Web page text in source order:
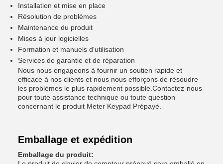
Installation et mise en place
Résolution de problèmes
Maintenance du produit
Mises à jour logicielles
Formation et manuels d'utilisation
Services de garantie et de réparation
Nous nous engageons à fournir un soutien rapide et
efficace à nos clients et nous nous efforçons de résoudre
les problèmes le plus rapidement possible.Contactez-nous
pour toute assistance technique ou toute question
concernant le produit Meter Keypad Prépayé.
Emballage et expédition
Emballage du produit: